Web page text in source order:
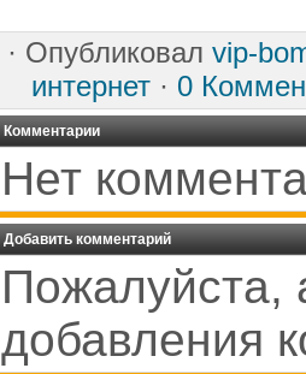
· Опубликовал vip-
интернет· 0
Комментарии
Нет
Добавить комментарий
Пожалуйста,
добавления